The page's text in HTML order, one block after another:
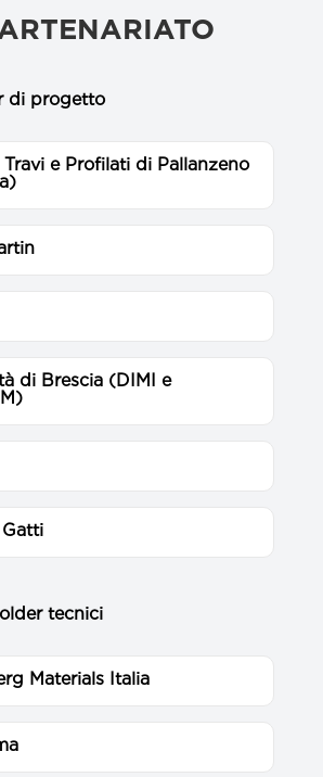
di progetto
e Profilati di Pallanzeno
di Brescia (DIMI e
tecnici
Materials Italia